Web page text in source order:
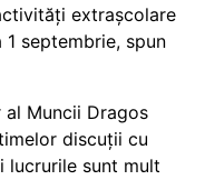
extrașcolare
septembrie, spun
Muncii Dragos
discuții cu
lucrurile sunt mult